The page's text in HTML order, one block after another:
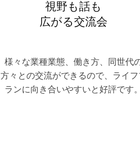
視野も話も
広がる交流会
様々な業種業態、働き方、同世代
方々との交流ができるので、ライ
ランに向き合いやすいと好評です。